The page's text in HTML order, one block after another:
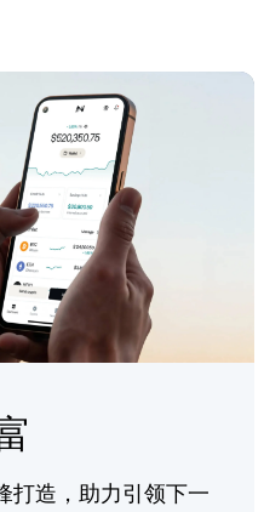
打造，助力引领下一